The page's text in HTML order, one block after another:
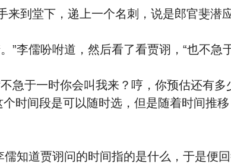
堂下，递上一个名刺，说是郎官斐潜应
儒吩咐道，然后看了看贾诩，“也不急
于一时你会叫我来？哼，你预估还有多
时间段是可以随时选，但是随着时间推
道贾诩问的时间指的是什么，于是便回